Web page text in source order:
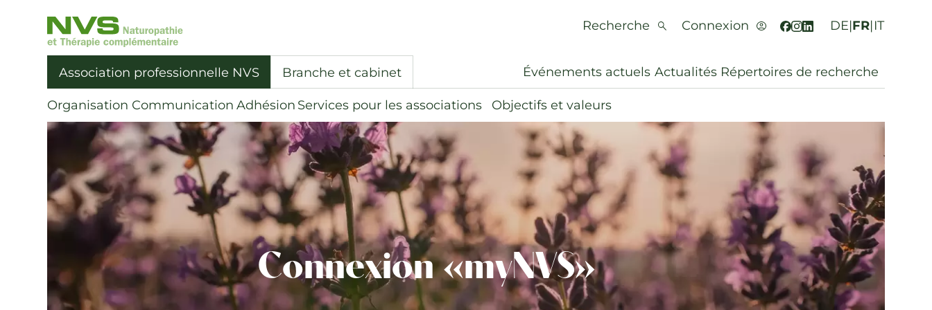
NVS
Association Suisse en Naturopathie
aller
à
la
page
d’accueil
Recherche Connexion DE|FR|IT
Association professionnelle NVS Branche et cabinet Événements actuels Actualités Répertoires de recherche
Organisation Communication Adhésion Services pour les associations Objectifs et valeurs
Connexion «myNVS»